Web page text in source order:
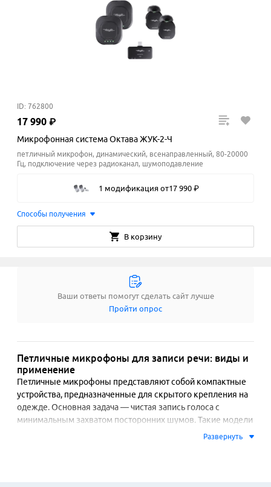
ID: 762800
17 990 ₽
Микрофонная система Октава ЖУК-2-Ч
петличный микрофон, динамический, всенаправленный, 80-20000
Гц, подключение через радиоканал, шумоподавление
1 модификация от17 990 ₽
Способы получения
В корзину
Ваши ответы помогут сделать сайт лучше
Пройти опрос
Петличные микрофоны для записи речи: виды и
применение
Петличные микрофоны представляют собой компактные
устройства, предназначенные для скрытого крепления на
одежде. Основная задача — чистая запись голоса с
минимальным захватом посторонних шумов. Такие модели
востребованы в видеоблогинге, журналистике, онлайн-
Развернуть